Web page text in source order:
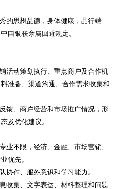
思想品德，身体健康，品行端
国银联亲属回避规定。
动策划执行、重点商户及合作机
准备、渠道沟通、合作需求收集和
、商户经营和市场推广情况，形
及优化建议。
不限，经济、金融、市场营销、
优先。
作、服务意识和学习能力。
集、文字表达、材料整理和问题